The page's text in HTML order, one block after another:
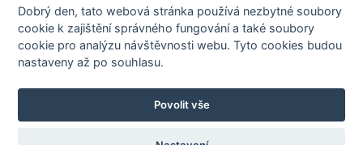
právnické osoby s oprávněním k činnosti související s daným
oborem vzdělání), střední odborné školy a vyšší odborné
školy, které se rozhodnou zapojit do systému duálního
Dobrý den, tato webová stránka používá nezbytné soubory
cookie k zajištění správného fungování a také soubory
cookie pro analýzu návštěvnosti webu. Tyto cookies budou
nastaveny až po souhlasu.
Povolit vše